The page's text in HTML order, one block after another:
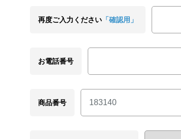
再度ご入力ください 「確認用」
お電話番号
商品番号